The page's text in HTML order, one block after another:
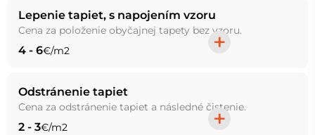
Lepenie tapiet, s napojením vzoru
Cena za položenie obyčajnej tapety bez vzoru.
4 - 6€/m2 +
Odstránenie tapiet
Cena za odstránenie tapiet a následné čistenie.
2 - 3€/m2 +